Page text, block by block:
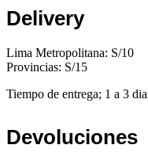
Delivery
Lima Metropolitana: S/10
Provincias: S/15
Tiempo de entrega; 1 a 3
Devoluciones